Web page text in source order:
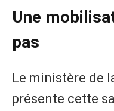
Une
pas
Le ministère de
présente cette